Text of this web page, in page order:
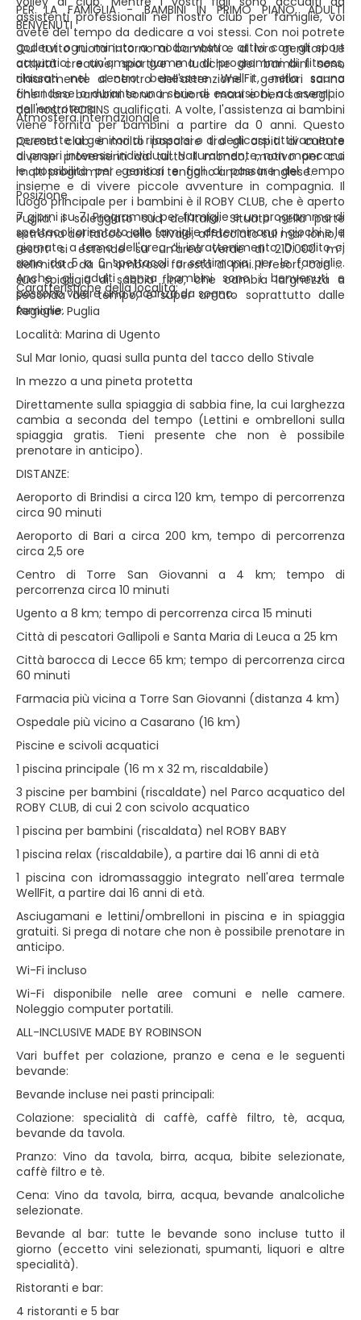
assistenti professionali nel nostro club per famiglie, voi
avete del tempo da dedicare a voi stessi. Con noi potrete
godervi ogni minuto a modo vostro: attivi con gli sport
acquatici e un'ampia gamma di programmi di fitness,
rilassati nel centro benessere WellFit, nella sauna
finlandese o durante una serie di escursioni, ad esempio
nell'entroterra.
PER LA FAMIGLIA - BAMBINI IN PRIMO PIANO, ADULTI
BENVENUTI
Qui tutto ruota intorno ai bambini e ai loro genitori. Le
attività creative, sportive e ludiche dei bambini sono
chiaramente al centro dell'attenzione. I genitori sanno
che i loro bambini sono in buone mani e ben sorvegliati
dai nostri ROBINS qualificati. A volte, l'assistenza ai bambini
viene fornita per bambini a partire da 0 anni. Questo
permette ai genitori di rilassarsi o di dedicarsi attivamente
ai propri interessi individuali. Naturalmente, non mancano
le possibilità per genitori e figli di passare del tempo
insieme e di vivere piccole avventure in compagnia. Il
luogo principale per i bambini è il ROBY CLUB, che è aperto
7 giorni su 7. Programmi per famiglie e un programma di
spettacoli orientato alle famiglie determinano i giochi e le
giornate a tema dell'area di intrattenimento. Di solito ci
sono da 5 a 6 spettacoli a settimana per le famiglie.
Anche gli adulti senza bambini sono i benvenuti e
possono vivere una vacanza da sogno.
Atmosfera internazionale
Questo club è molto popolare tra gli ospiti di culture
diverse provenienti da tutto il mondo, motivo per cui
molti programmi e corsi si tengono anche in inglese.
Posizione
Puglia: il soleggiato sud dell'Italia. Situato nella parte
estrema del tacco dello stivale, affacciato sul mar Ionio, il
resort si estende su un'area verde di 210.000 m²,
delimitata da un'ombrosa foresta di pini. Il resort, con la
sua spiaggia di sabbia fine, che cambia larghezza a
seconda del tempo, è super amato soprattutto dalle
famiglie.
Caratteristiche della località:
Regione: Puglia
Località: Marina di Ugento
Sul Mar Ionio, quasi sulla punta del tacco dello Stivale
In mezzo a una pineta protetta
Direttamente sulla spiaggia di sabbia fine, la cui larghezza
cambia a seconda del tempo (Lettini e ombrelloni sulla
spiaggia gratis. Tieni presente che non è possibile
prenotare in anticipo).
DISTANZE:
Aeroporto di Brindisi a circa 120 km, tempo di percorrenza
circa 90 minuti
Aeroporto di Bari a circa 200 km, tempo di percorrenza
circa 2,5 ore
Centro di Torre San Giovanni a 4 km; tempo di
percorrenza circa 10 minuti
Ugento a 8 km; tempo di percorrenza circa 15 minuti
Città di pescatori Gallipoli e Santa Maria di Leuca a 25 km
Città barocca di Lecce 65 km; tempo di percorrenza circa
60 minuti
Farmacia più vicina a Torre San Giovanni (distanza 4 km)
Ospedale più vicino a Casarano (16 km)
Piscine e scivoli acquatici
1 piscina principale (16 m x 32 m, riscaldabile)
3 piscine per bambini (riscaldate) nel Parco acquatico del
ROBY CLUB, di cui 2 con scivolo acquatico
1 piscina per bambini (riscaldata) nel ROBY BABY
1 piscina relax (riscaldabile), a partire dai 16 anni di età
1 piscina con idromassaggio integrato nell'area termale
WellFit, a partire dai 16 anni di età.
Asciugamani e lettini/ombrelloni in piscina e in spiaggia
gratuiti. Si prega di notare che non è possibile prenotare in
anticipo.
Wi-Fi incluso
Wi-Fi disponibile nelle aree comuni e nelle camere.
Noleggio computer portatili.
ALL-INCLUSIVE MADE BY ROBINSON
Vari buffet per colazione, pranzo e cena e le seguenti
bevande:
Bevande incluse nei pasti principali:
Colazione: specialità di caffè, caffè filtro, tè, acqua,
bevande da tavola.
Pranzo: Vino da tavola, birra, acqua, bibite selezionate,
caffè filtro e tè.
Cena: Vino da tavola, birra, acqua, bevande analcoliche
selezionate.
Bevande al bar: tutte le bevande sono incluse tutto il
giorno (eccetto vini selezionati, spumanti, liquori e altre
specialità).
Ristoranti e bar:
4 ristoranti e 5 bar